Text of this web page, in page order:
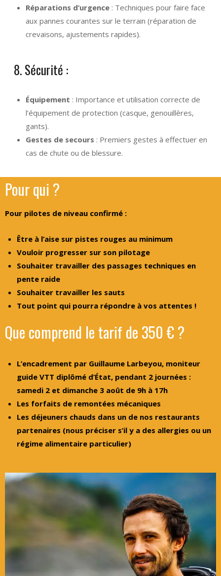
Réparations d’urgence: Techniques pour faire face
aux pannes courantes sur le terrain (réparation de
crevaisons, ajustements rapides).
8. Sécurité :
Équipement : Importance et utilisation correcte de
l’équipement de protection (casque, genouillères,
gants).
Gestes de secours : Premiers gestes à effectuer en
cas de chute ou de blessure.
Pour qui ?
Pour pilotes de niveau confirmé :
Être à l’aise sur pistes rouges au minimum
Vouloir progresser sur son pilotage
Souhaiter travailler des passages techniques en
pente raide
Souhaiter travailler les sauts
Tout point qui pourra répondre à vos attentes !
Que comprend le tarif de 350 € ?
L’encadrement par Guillaume Larbeyou, moniteur
guide VTT diplômé d’État, pendant 2 journées :
samedi 2 et dimanche 3 août de 9h à 17h
Les forfaits de remontées mécaniques
Les déjeuners chauds dans un de nos restaurants
partenaires (nous préciser s’il y a des allergies ou un
régime alimentaire particulier)